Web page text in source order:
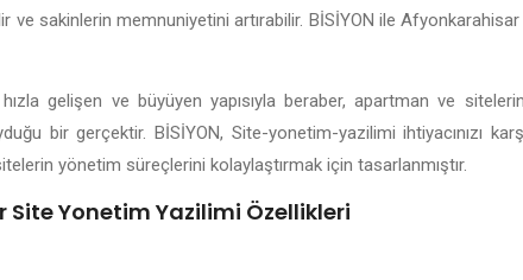
ve sakinlerin memnuniyetini artırabilir. BİSİYON ile
gelişen ve büyüyen yapısıyla beraber, apartman ve
bir gerçektir. BİSİYON, Site-yonetim-yazilimi ihtiyacınızı
yönetim süreçlerini kolaylaştırmak için tasarlanmıştır.
Yonetim Yazilimi Özellikleri